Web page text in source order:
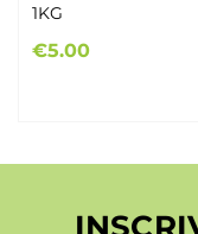
1KG
€5.00